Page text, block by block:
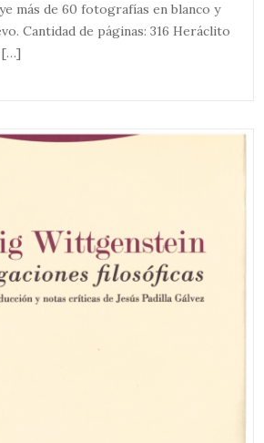
más de 60 fotografías en blanco y
Cantidad de páginas: 316 Heráclito
[…]